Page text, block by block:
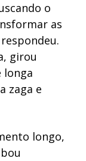
o
as
girou
longa
zaga e
longo,